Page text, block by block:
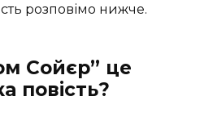
розповімо нижче.
Сойєр” це
повість?